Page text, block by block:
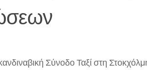
Σύνοδο Ταξί στη